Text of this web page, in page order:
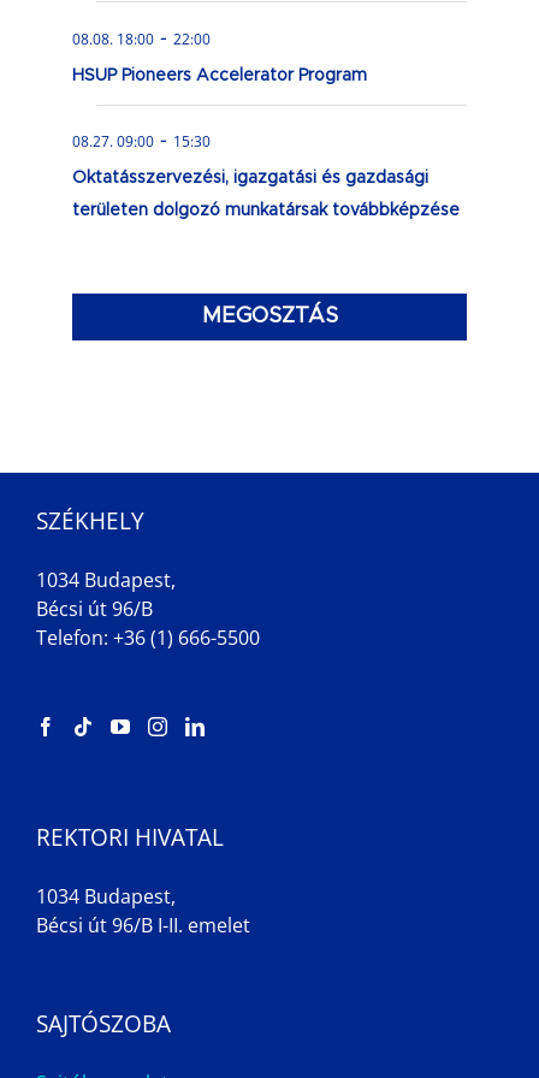
08.08. 18:00 - 22:00
HSUP Pioneers Accelerator Program
08.27. 09:00 - 15:30
Oktatásszervezési, igazgatási és gazdasági
területen dolgozó munkatársak továbbképzése
MEGOSZTÁS
SZÉKHELY
1034 Budapest,
Bécsi út 96/B
Telefon: +36 (1) 666-5500
REKTORI HIVATAL
1034 Budapest,
Bécsi út 96/B I-II. emelet
SAJTÓSZOBA